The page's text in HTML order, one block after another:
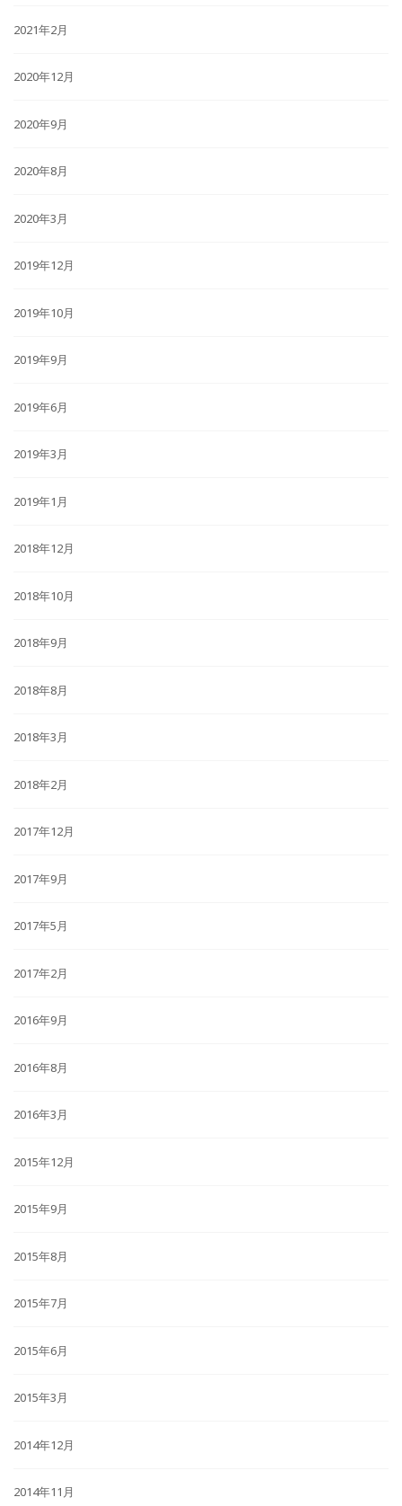
2021年2月
2020年12月
2020年9月
2020年8月
2020年3月
2019年12月
2019年10月
2019年9月
2019年6月
2019年3月
2019年1月
2018年12月
2018年10月
2018年9月
2018年8月
2018年3月
2018年2月
2017年12月
2017年9月
2017年5月
2017年2月
2016年9月
2016年8月
2016年3月
2015年12月
2015年9月
2015年8月
2015年7月
2015年6月
2015年3月
2014年12月
2014年11月